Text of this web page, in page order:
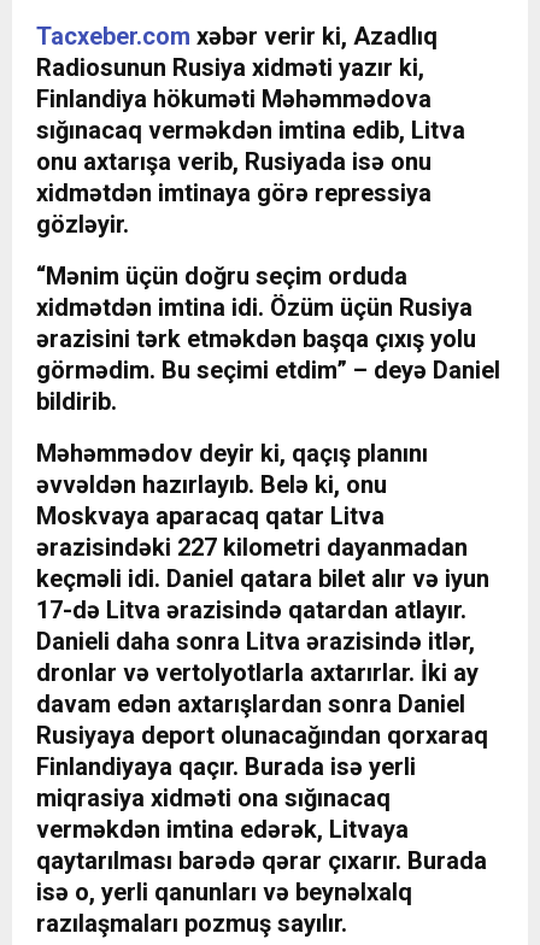
Tacxeber.com xəbər verir ki, Azadlıq
Radiosunun Rusiya xidməti yazır ki,
Finlandiya hökuməti Məhəmmədova
sığınacaq verməkdən imtina edib, Litva
onu axtarışa verib, Rusiyada isə onu
xidmətdən imtinaya görə repressiya
gözləyir.
“Mənim üçün doğru seçim orduda
xidmətdən imtina idi. Özüm üçün Rusiya
ərazisini tərk etməkdən başqa çıxış yolu
görmədim. Bu seçimi etdim” – deyə Daniel
bildirib.
Məhəmmədov deyir ki, qaçış planını
əvvəldən hazırlayıb. Belə ki, onu
Moskvaya aparacaq qatar Litva
ərazisindəki 227 kilometri dayanmadan
keçməli idi. Daniel qatara bilet alır və iyun
17-də Litva ərazisində qatardan atlayır.
Danieli daha sonra Litva ərazisində itlər,
dronlar və vertolyotlarla axtarırlar. İki ay
davam edən axtarışlardan sonra Daniel
Rusiyaya deport olunacağından qorxaraq
Finlandiyaya qaçır. Burada isə yerli
miqrasiya xidməti ona sığınacaq
verməkdən imtina edərək, Litvaya
qaytarılması barədə qərar çıxarır. Burada
isə o, yerli qanunları və beynəlxalq
razılaşmaları pozmuş sayılır.